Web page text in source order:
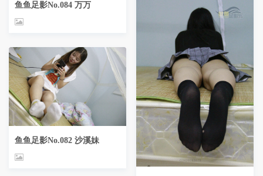
鱼鱼足影No.084 万万
鱼鱼足影No.082 沙溪妹